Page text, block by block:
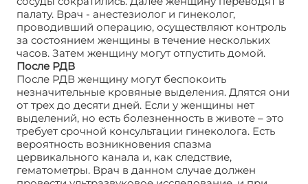
палату. Врач - анестезиолог и гинеколог,
проводивший операцию, осуществляют контроль
за состоянием женщины в течение нескольких
часов. Затем женщину могут отпустить домой.
После РДВ
После РДВ женщину могут беспокоить
незначительные кровяные выделения. Длятся они
от трех до десяти дней. Если у женщины нет
выделений, но есть болезненность в животе – это
требует срочной консультации гинеколога. Есть
вероятность возникновения спазма
цервикального канала и, как следствие,
гематометры. Врач в данном случае должен